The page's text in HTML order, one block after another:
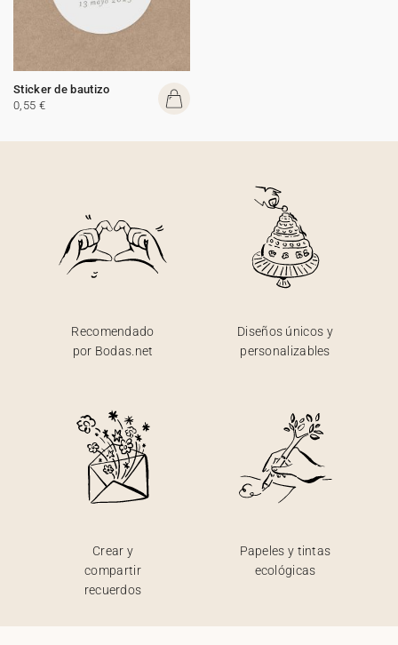
Sticker de bautizo
0,55 €
Recomendado
por Bodas.net
Diseños únicos y
personalizables
Crear y
compartir
recuerdos
Papeles y tintas
ecológicas